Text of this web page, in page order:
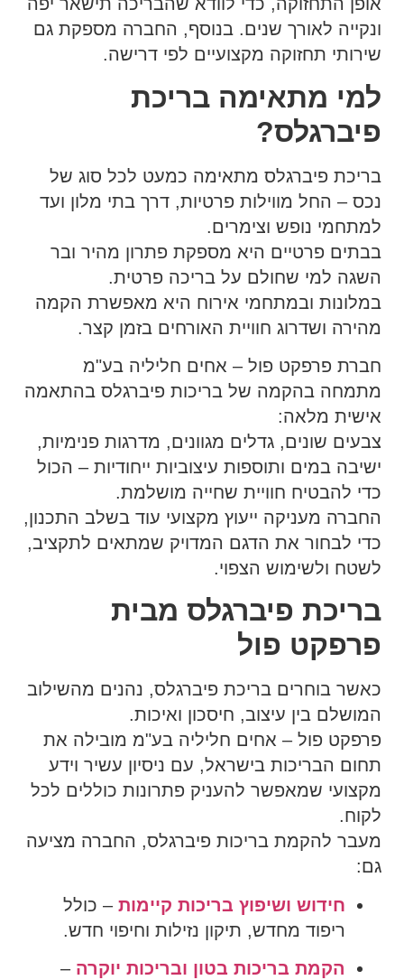
ונקייה לאורך שנים. בנוסף, החברה מספקת גם
שירותי תחזוקה מקצועיים לפי דרישה.
למי מתאימה בריכת
פיברגלס?
בריכת פיברגלס מתאימה כמעט לכל סוג של
נכס – החל מווילות פרטיות, דרך בתי מלון ועד
למתחמי נופש וצימרים.
בבתים פרטיים היא מספקת פתרון מהיר ובר
השגה למי שחולם על בריכה פרטית.
במלונות ובמתחמי אירוח היא מאפשרת הקמה
מהירה ושדרוג חוויית האורחים בזמן קצר.
חברת פרפקט פול – אחים חליליה בע"מ
מתמחה בהקמה של בריכות פיברגלס בהתאמה
אישית מלאה:
צבעים שונים, גדלים מגוונים, מדרגות פנימיות,
ישיבה במים ותוספות עיצוביות ייחודיות – הכול
כדי להבטיח חוויית שחייה מושלמת.
החברה מעניקה ייעוץ מקצועי עוד בשלב התכנון,
כדי לבחור את הדגם המדויק שמתאים לתקציב,
לשטח ולשימוש הצפוי.
בריכת פיברגלס מבית
פרפקט פול
כאשר בוחרים בריכת פיברגלס, נהנים מהשילוב
המושלם בין עיצוב, חיסכון ואיכות.
פרפקט פול – אחים חליליה בע"מ מובילה את
תחום הבריכות בישראל, עם ניסיון עשיר וידע
מקצועי שמאפשר להעניק פתרונות כוללים לכל
לקוח.
מעבר להקמת בריכות פיברגלס, החברה מציעה
גם:
חידוש ושיפוץ בריכות קיימות – כולל
ריפוד מחדש, תיקון נזילות וחיפוי חדש.
הקמת בריכות בטון ובריכות יוקרה –